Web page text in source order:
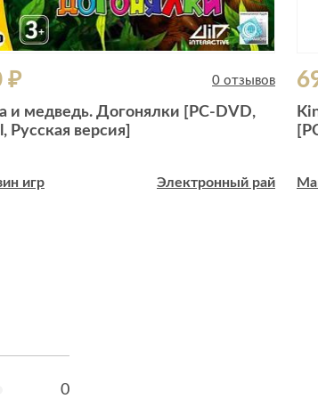
₽ 0 отзывов
и медведь. Догонялки [РС-DVD,
Русская версия]
игр Электронный рай
0